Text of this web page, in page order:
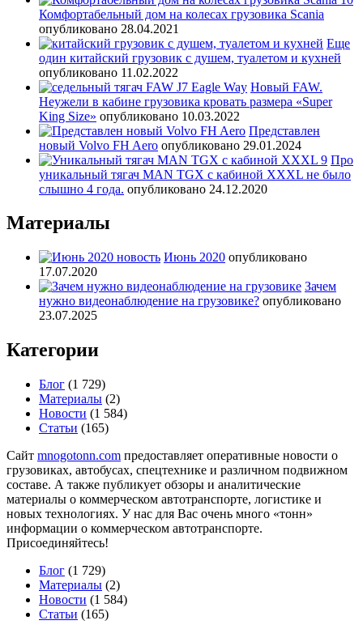
Комфортабельный дом на колесах грузовика Scania
опубликовано 28.04.2021
Еще
один китайский грузовик с душем, туалетом и кухней
опубликовано 11.02.2022
Новый FAW.
Неужели в кабине грузовика кровать размера «Super
King Size» опубликовано 10.03.2022
Представлен
новый Volvo FH Aero опубликовано 29.01.2024
Про
уникальный тягач MAN TGX с кабиной XXXL не было
слышно 4 года. опубликовано 24.12.2020
Материалы
Июнь 2020 опубликовано
17.07.2020
Зачем
нужно видеонаблюдение на грузовике? опубликовано
23.07.2025
Категории
Блог (1 729)
Материалы (2)
Новости (1 584)
Статьи (165)
Сайт mnogotonn.com предоставляет оперативные новости о
грузовиках, автобусах, спецтехнике и различном подвижном
составе. А также публикует обзоры и аналитические
материалы о коммерческом автотранспорте, логистике и
новых технологиях. У нас для Вас очень много «тонн»
информации о коммерческом автотранспорте.
Присоединяйтесь!
Блог (1 729)
Материалы (2)
Новости (1 584)
Статьи (165)